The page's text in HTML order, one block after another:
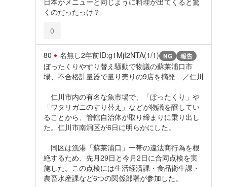
くのだったっけ？
0
80 名無し2年前ID:g1MjI2NTA(1/1) NG 報告
ぼったくりやすり替え騒動で物議の蘇莱浦口市
場、不合格計量器で量り売りの9店を摘発 ／仁川
仁川市内の有名な魚市場で、「ぼったくり」や
「ワタリガニのすり替え」などが物議を醸してい
ることから、管轄自治体が取り締まりに乗り出し
た。仁川市南洞区が6日に明らかにした。
同区は漁港「蘇莱浦口」一帯の違法商行為を根
絶するため、先月29日と今月2日に合同点検を実
施した。この点検には生活経済課・食品衛生課・
農畜水産課など6つの関係部署が参加した。